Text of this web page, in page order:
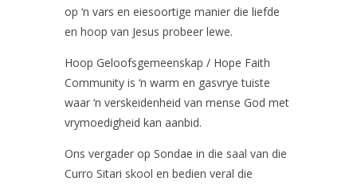
op ‘n vars en eiesoortige manier die liefde
en hoop van Jesus probeer lewe.
Hoop Geloofsgemeenskap / Hope Faith
Community is ‘n warm en gasvrye tuiste
waar ‘n verskeidenheid van mense God met
vrymoedigheid kan aanbid.
Ons vergader op Sondae in die saal van die
Curro Sitari skool en bedien veral die